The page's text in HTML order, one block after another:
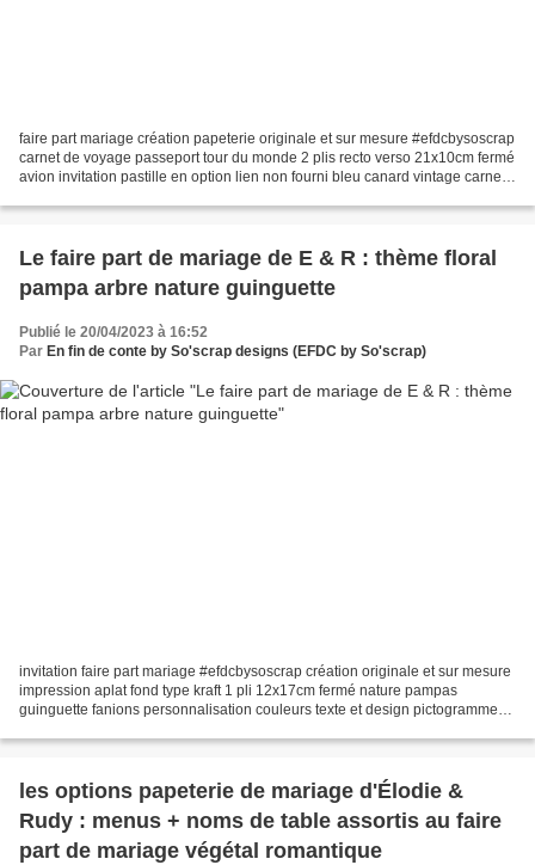
faire part mariage création papeterie originale et sur mesure #efdcbysoscrap
carnet de voyage passeport tour du monde 2 plis recto verso 21x10cm fermé
avion invitation pastille en option lien non fourni bleu canard vintage carnet
Le faire part de mariage de E & R : thème floral
pampa arbre nature guinguette
Publié le 20/04/2023 à 16:52
Par En fin de conte by So'scrap designs (EFDC by So'scrap)
invitation faire part mariage #efdcbysoscrap création originale et sur mesure
impression aplat fond type kraft 1 pli 12x17cm fermé nature pampas
guinguette fanions personnalisation couleurs texte et design pictogrammes
les options papeterie de mariage d'Élodie &
Rudy : menus + noms de table assortis au faire
part de mariage végétal romantique